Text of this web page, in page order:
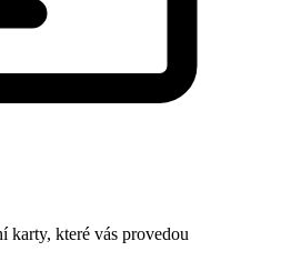
karty, které vás provedou